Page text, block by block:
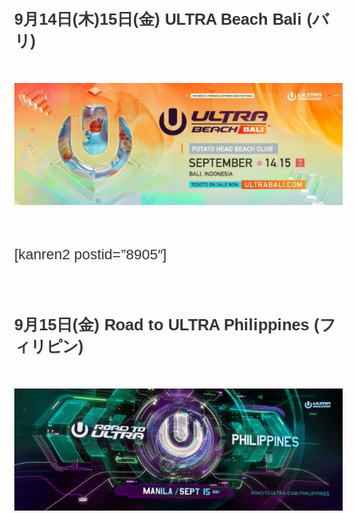
9月14日(木)15日(金) ULTRA Beach Bali (バ
リ)
[kanren2 postid=”8905″]
9月15日(金) Road to ULTRA Philippines (フ
ィリピン)